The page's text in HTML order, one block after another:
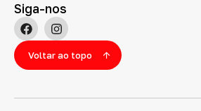
Siga-nos
Voltar ao topo